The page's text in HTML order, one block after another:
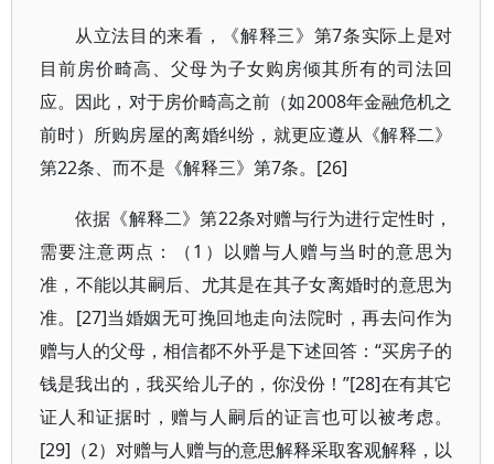
从立法目的来看，《解释三》第7条实际上是对
目前房价畸高、父母为子女购房倾其所有的司法回
应。因此，对于房价畸高之前（如2008年金融危机之
前时）所购房屋的离婚纠纷，就更应遵从《解释二》
第22条、而不是《解释三》第7条。[26]
依据《解释二》第22条对赠与行为进行定性时，
需要注意两点：（1）以赠与人赠与当时的意思为
准，不能以其嗣后、尤其是在其子女离婚时的意思为
准。[27]当婚姻无可挽回地走向法院时，再去问作为
赠与人的父母，相信都不外乎是下述回答：“买房子的
钱是我出的，我买给儿子的，你没份！”[28]在有其它
证人和证据时，赠与人嗣后的证言也可以被考虑。
[29]（2）对赠与人赠与的意思解释采取客观解释，以